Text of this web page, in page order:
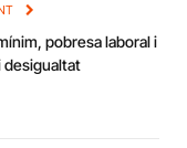
pobresa laboral i
desigualtat